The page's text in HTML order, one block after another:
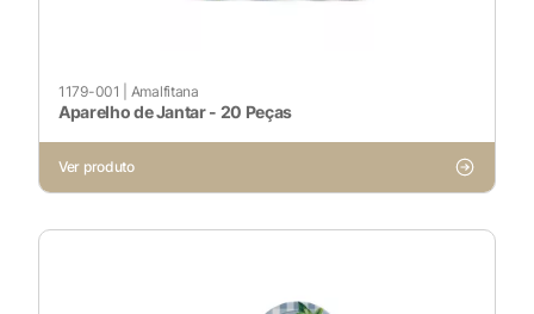
1179-001 Amalfitana
Aparelho de Jantar - 20 Peças
Ver produto